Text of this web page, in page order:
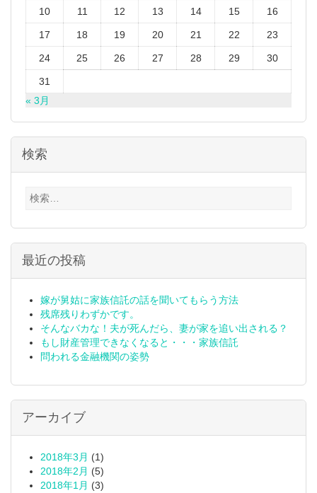
10 11 12 13 14 15 16
17 18 19 20 21 22 23
24 25 26 27 28 29 30
31
« 3月
検索
検
最近の投稿
嫁が舅姑に家族信託の話を聞いてもらう方法
残席残りわずかです。
そんなバカな！夫が死んだら、妻が家を追い出される？
もし財産管理できなくなると・・・家族信託
問われる金融機関の姿勢
アーカイブ
2018年3月 (1)
2018年2月 (5)
2018年1月 (3)